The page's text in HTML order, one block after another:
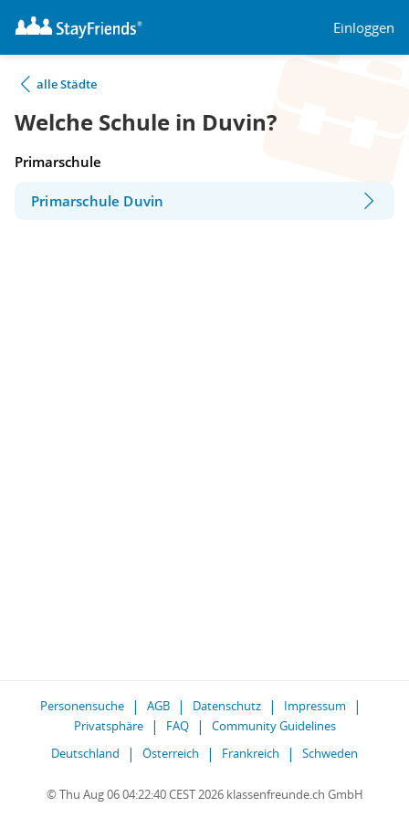
Einloggen
alle Städte
Welche Schule in Duvin?
Primarschule
Primarschule Duvin
Personensuche AGB Datenschutz
Impressum
Privatsphäre
FAQ
Community Guidelines
Deutschland
Österreich Frankreich Schweden
© Thu Aug 06 04:22:40 CEST 2026 klassenfreunde.ch GmbH